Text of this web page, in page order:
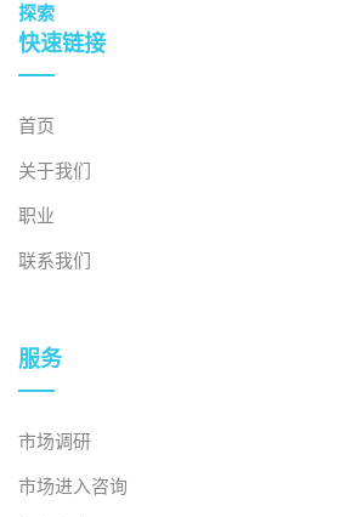
探索
快速链接
首页
关于我们
职业
联系我们
服务
市场调研
市场进入咨询